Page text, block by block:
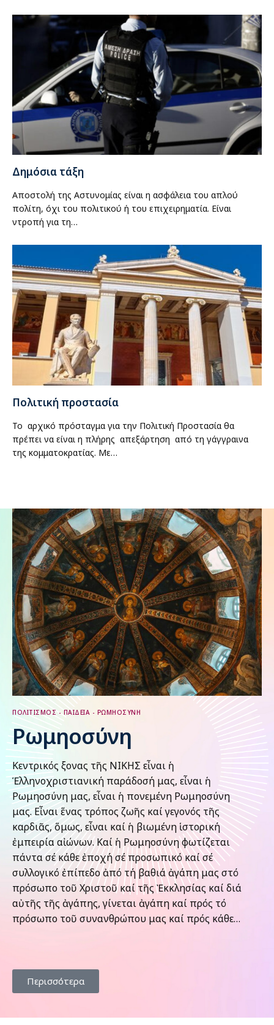
Δημόσια τάξη
Αποστολή της Αστυνομίας είναι η ασφάλεια του απλού
πολίτη, όχι του πολιτικού ή του επιχειρηματία. Είναι
ντροπή για τη…
Πολιτική προστασία
Το αρχικό πρόσταγμα για την Πολιτική Προστασία θα
πρέπει να είναι η πλήρης απεξάρτηση από τη γάγγραινα
της κομματοκρατίας. Με…
ΠΟΛΙΤΙΣΜΟΣ - ΠΑΙΔΕΙΑ - ΡΩΜΗΟΣΥΝΗ
Ρωμηοσύνη
Κεντρικός ἄξονας τῆς ΝΙΚΗΣ εἶναι ἡ
Ἑλληνοχριστιανική παράδοσή μας, εἶναι ἡ
Ρωμηοσύνη μας, εἶναι ἡ πονεμένη Ρωμηοσύνη
μας. Εἶναι ἕνας τρόπος ζωῆς καί γεγονός τῆς
καρδιᾶς, ὅμως, εἶναι καί ἡ βιωμένη ἱστορική
ἐμπειρία αἰώνων. Καί ἡ Ρωμηοσύνη φωτίζεται
πάντα σέ κάθε ἐποχή σέ προσωπικό καί σέ
συλλογικό ἐπίπεδο ἀπό τή βαθιά ἀγάπη μας στό
πρόσωπο τοῦ Χριστοῦ καί τῆς Ἐκκλησίας καί διά
αὐτῆς τῆς ἀγάπης, γίνεται ἀγάπη καί πρός τό
πρόσωπο τοῦ συνανθρώπου μας καί πρός κάθε…
Περισσότερα